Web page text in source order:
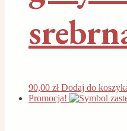
90,00 zł Dodaj do
Promocja!